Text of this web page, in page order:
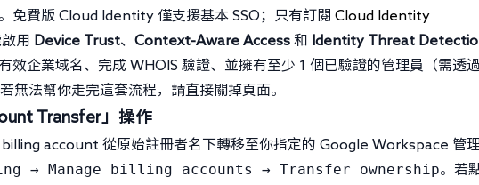
免費版 Cloud Identity 僅支援基本 SSO；只有訂閱 Cloud Identity
用 Device Trust、 Context-Aware Access 和 Identity Threat
效企業域名、完成 WHOIS 驗證、並擁有至少 1 個已驗證的管理員（需透過
無法幫你走完這套流程，請直接關掉頁面。
Transfer」操作
account 從原始註冊者名下轉移至你指定的 Google Workspace 管
→ Manage billing accounts → Transfer ownership。若